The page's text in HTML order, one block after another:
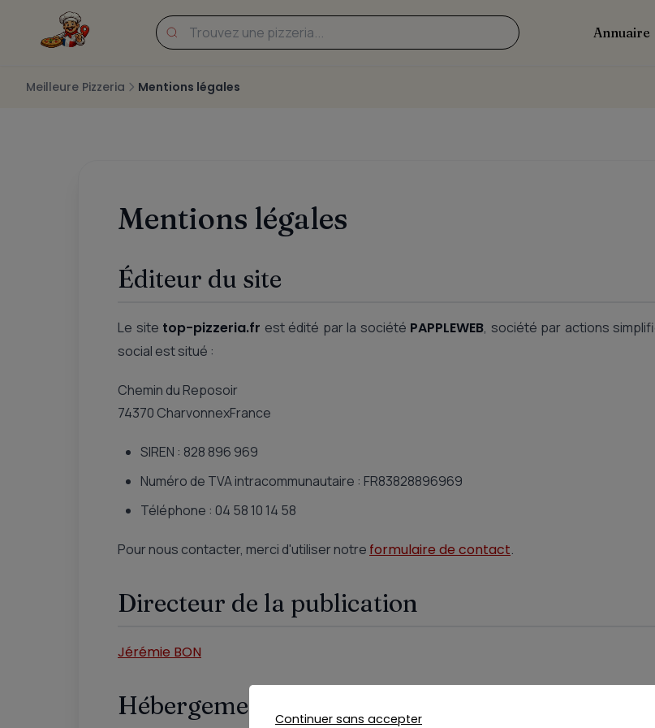
Annuaire
Meilleure Pizzeria Mentions légales
Mentions légales
Éditeur du site
Le site top-pizzeria.fr est édité par la société PAPPLEWEB, société par actions
social est situé :
Chemin du Reposoir
74370 CharvonnexFrance
SIREN : 828 896 969
Numéro de TVA intracommunautaire : FR83828896969
Téléphone : 04 58 10 14 58
Pour nous contacter, merci d'utiliser notre formulaire de contact.
Directeur de la publication
Jérémie BON
Hébergement Continuer sans accepter